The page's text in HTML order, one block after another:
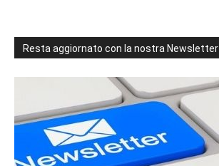
Resta aggiornato con la nostra Newsletter